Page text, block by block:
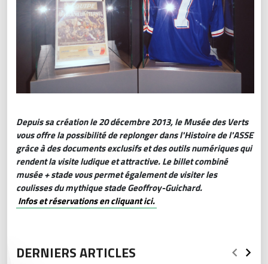
Depuis sa création le 20 décembre 2013, le Musée des Verts
vous offre la possibilité de replonger dans l'Histoire de l'ASSE
grâce à des documents exclusifs et des outils numériques qui
rendent la visite ludique et attractive. Le billet combiné
musée + stade vous permet également de visiter les
coulisses du mythique stade Geoffroy-Guichard.
Infos et réservations en cliquant ici.
DERNIERS ARTICLES